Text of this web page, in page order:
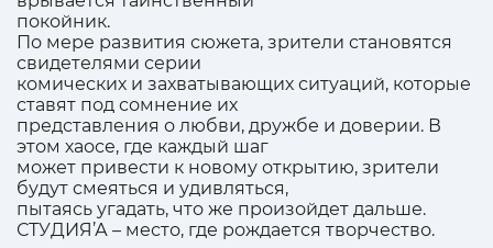
покойник.
По мере развития сюжета, зрители становятся
свидетелями серии
комических и захватывающих ситуаций, которые
ставят под сомнение их
представления о любви, дружбе и доверии. В
этом хаосе, где каждый шаг
может привести к новому открытию, зрители
будут смеяться и удивляться,
пытаясь угадать, что же произойдет дальше.
СТУДИЯ’А – место, где рождается творчество.